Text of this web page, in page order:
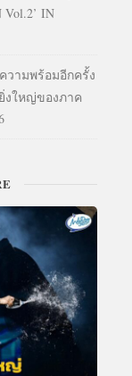
Vol.2’ IN
วามพร้อมอีกครั้ง
งใหญ่ของภาค